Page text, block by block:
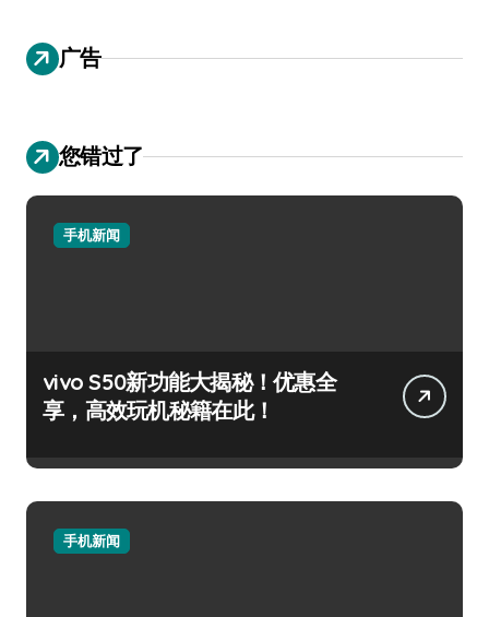
广告
您错过了
手机新闻
vivo S50新功能大揭秘！优惠全
享，高效玩机秘籍在此！
手机新闻